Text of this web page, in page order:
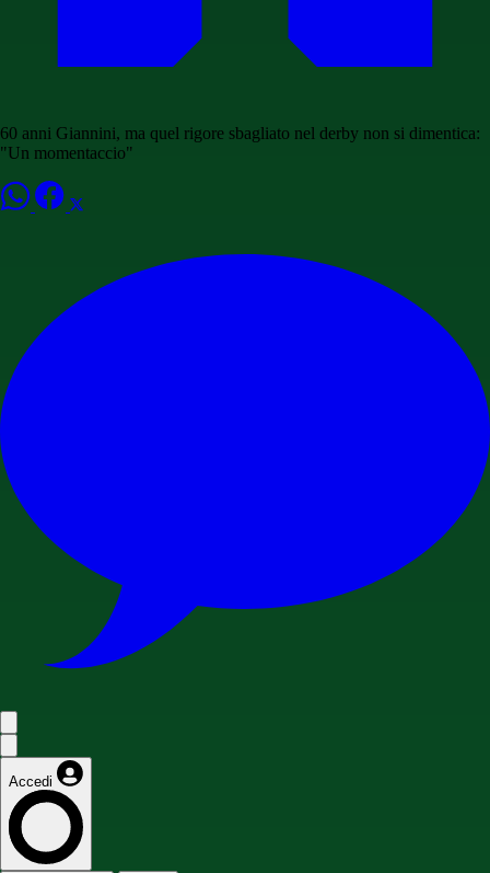
60 anni Giannini, ma quel rigore sbagliato nel derby non si dimentica:
"Un momentaccio"
Accedi